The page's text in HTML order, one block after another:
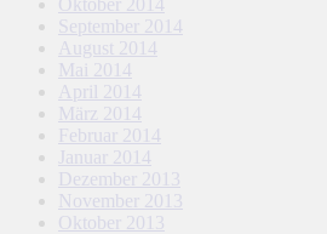
Oktober 2014
September 2014
August 2014
Mai 2014
April 2014
März 2014
Februar 2014
Januar 2014
Dezember 2013
November 2013
Oktober 2013